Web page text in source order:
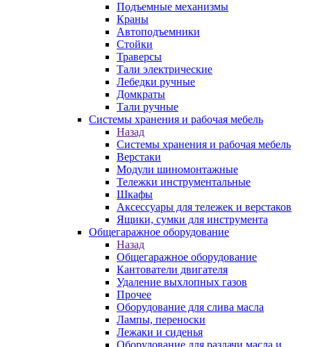
Подъемные механизмы
Краны
Автоподъемники
Стойки
Траверсы
Тали электрические
Лебедки ручные
Домкраты
Тали ручные
Системы хранения и рабочая мебель
Назад
Системы хранения и рабочая мебель
Верстаки
Модули шиномонтажные
Тележки инструментальные
Шкафы
Аксессуары для тележек и верстаков
Ящики, сумки для инструмента
Общегаражное оборудование
Назад
Общегаражное оборудование
Кантователи двигателя
Удаление выхлопных газов
Прочее
Оборудование для слива масла
Лампы, переноски
Лежаки и сиденья
Оборудование для раздачи масла и